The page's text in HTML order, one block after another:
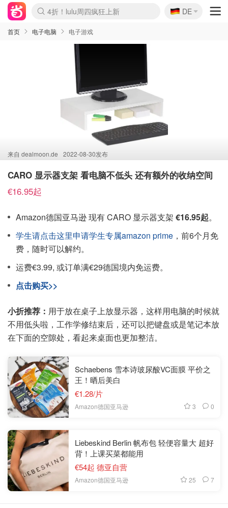
Boticinal 夏促开抢！
4折！lulu周四疯狂上新
还没结束！&OtherStories大促
Joybuy变相75折 随时失效
速领！Stanley独家85折
疑似霸哥！Camper额外叠85折
Zalando 奥莱闪促！每日更新
Moncler反季囤！5折起+叠9折
Coach Brooklyn仅€192
🇩🇪
DE
首页 电子电脑 电子游戏
来自 dealmoon.de 2022-08-30发布
CARO 显示器支架 看电脑不低头 还有额外的收纳空间
€16.95起
Amazon德国亚马逊 现有 CARO 显示器支架 €16.95起。
学生请点击这里申请学生专属amazon prime ，前6个月免
费，随时可以解约。
运费€3.99, 或订单满€29德国境内免运费。
点击购买>>
小折推荐： 用于放在桌子上放显示器，这样用电脑的时候就
不用低头啦，工作学修结束后，还可以把键盘或是笔记本放
在下面的空隙处，看起来桌面也更加整洁。
Schaebens 雪本诗玻尿酸VC面膜 平价之
王！晒后美白
€1.28/片
Amazon德国亚马逊 3 0
Liebeskind Berlin 帆布包 轻便容量大 超好
背！上课买菜都能用
€54起 德亚自营
Amazon德国亚马逊 25 7